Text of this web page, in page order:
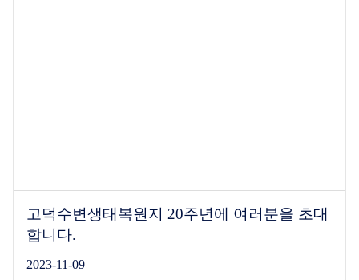
고덕수변생태복원지 20주년에 여러분을 초대
합니다.
2023-11-09